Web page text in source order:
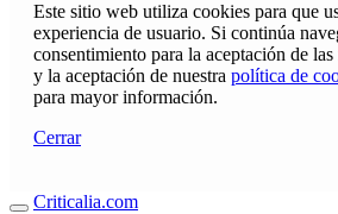
Este sitio web utiliza cookies para que
experiencia de usuario. Si continúa
consentimiento para la aceptación de
y la aceptación de nuestra política de
para mayor información.
Cerrar
Criticalia.com